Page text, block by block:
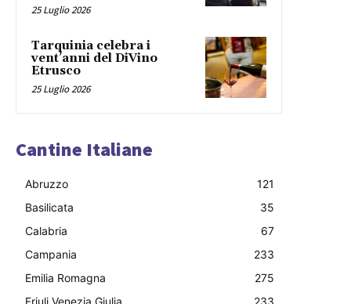
25 Luglio 2026
Tarquinia celebra i
vent’anni del DiVino
Etrusco
25 Luglio 2026
Cantine Italiane
Abruzzo
121
Basilicata
35
Calabria
67
Campania
233
Emilia Romagna
275
Friuli Venezia Giulia
233